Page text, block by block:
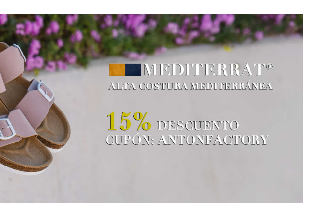
reactivador:
adecuada, colocar el corte sobre la planta de corcho.
y asegurar la unión entre ambos componentes.